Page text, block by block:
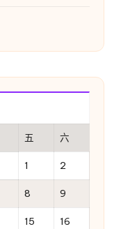
五 六
1 2
8 9
15 16